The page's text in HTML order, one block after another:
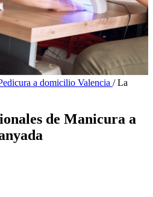
a domicilio Valencia / La
de Manicura a